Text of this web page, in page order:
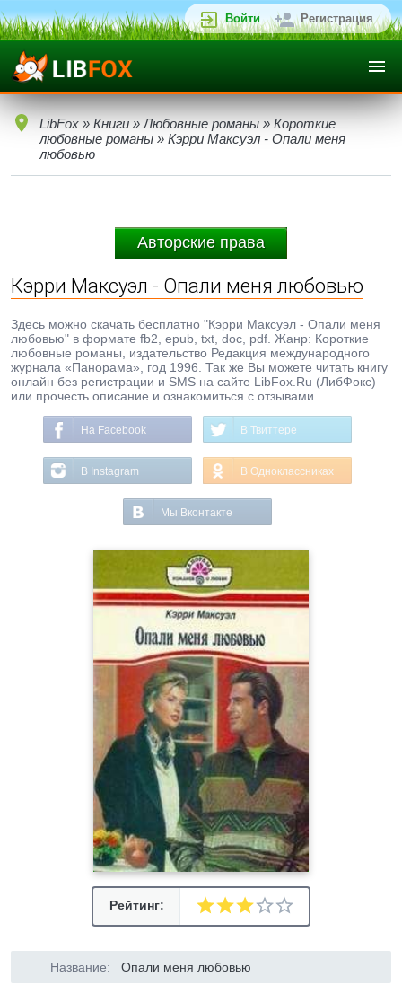
Войти Регистрация
LibFox » Книги » Любовные романы » Короткие
любовные романы » Кэрри Максуэл - Опали меня
любовью
Авторские права
Кэрри Максуэл - Опали меня любовью
Здесь можно скачать бесплатно "Кэрри Максуэл - Опали меня
любовью" в формате fb2, epub, txt, doc, pdf. Жанр: Короткие
любовные романы, издательство Редакция международного
журнала «Панорама», год 1996. Так же Вы можете читать книгу
онлайн без регистрации и SMS на сайте LibFox.Ru (ЛибФокс)
или прочесть описание и ознакомиться с отзывами.
На Facebook В Твиттере
В Instagram В Одноклассниках
Мы Вконтакте
Рейтинг:
Название: Опали меня любовью